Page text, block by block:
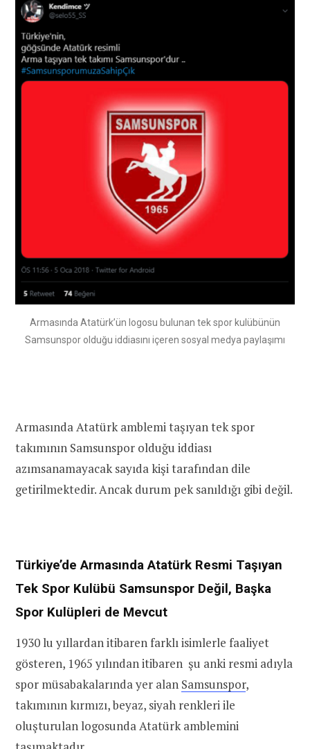
Armasında Atatürk’ün logosu bulunan tek spor kulübünün
Samsunspor olduğu iddiasını içeren sosyal medya paylaşımı
Armasında Atatürk amblemi taşıyan tek spor
takımının Samsunspor olduğu iddiası
azımsanamayacak sayıda kişi tarafından dile
getirilmektedir. Ancak durum pek sanıldığı gibi değil.
Türkiye’de Armasında Atatürk Resmi Taşıyan
Tek Spor Kulübü Samsunspor Değil, Başka
Spor Kulüpleri de Mevcut
1930 lu yıllardan itibaren farklı isimlerle faaliyet
gösteren, 1965 yılından itibaren şu anki resmi adıyla
spor müsabakalarında yer alan Samsunspor,
takımının kırmızı, beyaz, siyah renkleri ile
oluşturulan logosunda Atatürk amblemini